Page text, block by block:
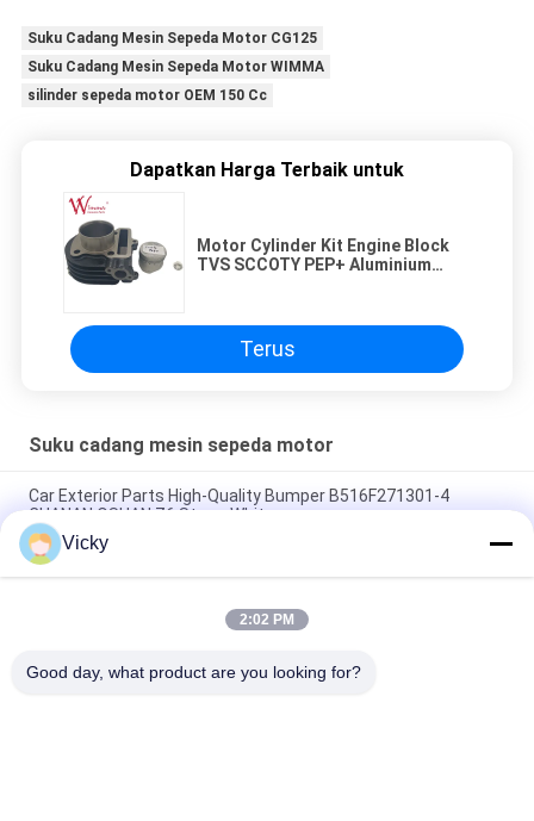
Suku Cadang Mesin Sepeda Motor CG125
Suku Cadang Mesin Sepeda Motor WIMMA
silinder sepeda motor OEM 150 Cc
Dapatkan Harga Terbaik untuk
Motor Cylinder Kit Engine Block
TVS SCCOTY PEP+ Aluminium
Terus
Suku cadang mesin sepeda motor
Car Exterior Parts High-Quality Bumper B516F271301-4
CHANAN OSHAN​ Z6 Starry White
Motor starter Honda EX5 Mesin Sepeda Motor suku cadang
Grosir Murah Dengan Kinerja Tinggi
Sepeda motor busi untuk CPR8EAIX-9 China Pemasok Sistem
Vicky
2:02 PM
Good day, what product are you looking for?